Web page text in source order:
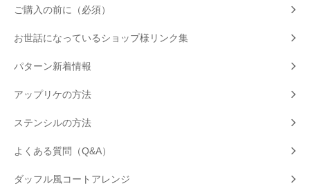
ご購入の前に（必須）
お世話になっているショップ様リンク集
パターン新着情報
アップリケの方法
ステンシルの方法
よくある質問（Q&A）
ダッフル風コートアレンジ